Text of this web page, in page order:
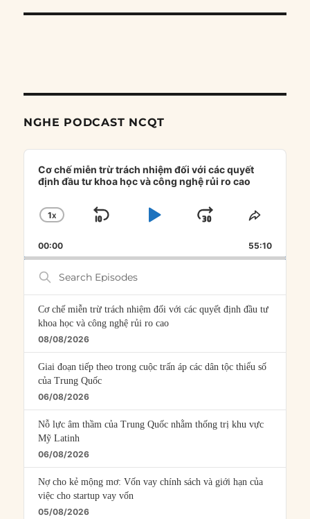
NGHE PODCAST NCQT
Audio
Player
Cơ chế miễn trừ trách nhiệm đối với các quyết
định đầu tư khoa học và công nghệ rủi ro cao
CHANGE
RATE
1X
SKIP
PLAYJUMP
FORWARD
SHARE
00:00 55:10
Search
Episodes
Cơ chế miễn trừ trách nhiệm đối với các quyết định đầu tư
khoa học và công nghệ rủi ro cao
08/08/2026
Giai đoạn tiếp theo trong cuộc trấn áp các dân tộc thiểu số
của Trung Quốc
06/08/2026
Nỗ lực âm thầm của Trung Quốc nhằm thống trị khu vực
Mỹ Latinh
06/08/2026
Nợ cho kẻ mộng mơ: Vốn vay chính sách và giới hạn của
việc cho startup vay vốn
05/08/2026